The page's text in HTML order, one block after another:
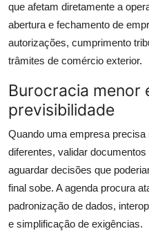
que afetam diretamente a
abertura e fechamento de
autorizações, cumprimento
trâmites de comércio exterior.
Burocracia menor
previsibilidade
Quando uma empresa
diferentes, validar
aguardar decisões que
final sobe. A agenda procura
padronização de dados,
e simplificação de exigências.